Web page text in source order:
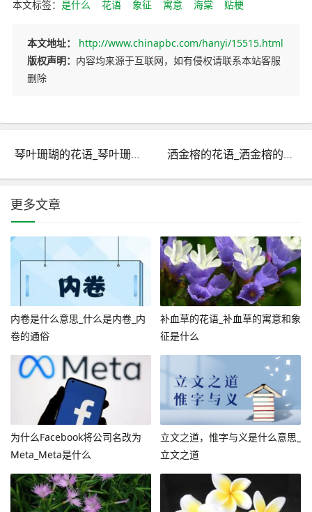
本文标签： 是什么 花语 象征 寓意 海棠 贴梗
本文地址：
http://www.chinapbc.com/hanyi/15515.html
版权声明： 内容均来源于互联网，如有侵权请联系本站客服
删除
琴叶珊瑚的花语_琴叶珊瑚的寓意和象征是什么？ 洒金榕的花语_洒金榕的寓意和象征是什么？
更多文章
内卷是什么意思_什么是内卷_内
卷的通俗
补血草的花语_补血草的寓意和象
征是什么
为什么Facebook将公司名改为
Meta_Meta是什么
立文之道，惟字与义是什么意思_
立文之道